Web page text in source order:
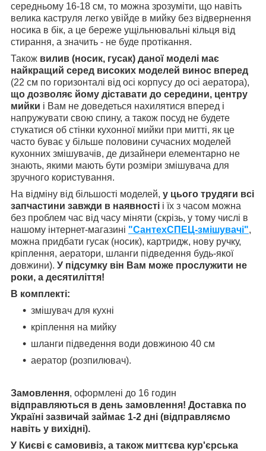
середньому 16-18 см, то можна зрозуміти, що навіть
велика каструля легко увійде в мийку без відвернення
носика в бік, а це береже ущільнювальні кільця від
стирання, а значить - не буде протікання.
Також вилив (носик, гусак) даної моделі має
найкращий серед високих моделей винос вперед
(22 см по горизонталі від осі корпусу до осі аератора),
що дозволяє йому діставати до середини, центру
мийки і Вам не доведеться нахилятися вперед і
напружувати свою спину, а також посуд не будете
стукатися об стінки кухонної мийки при митті, як це
часто буває у більше половини сучасних моделей
кухонних змішувачів, де дизайнери елементарно не
знають, якими мають бути розміри змішувача для
зручного користування.
На відміну від більшості моделей, у цього трудяги всі
запчастини завжди в наявності і їх з часом можна
без проблем час від часу міняти (скрізь, у тому числі в
нашому інтернет-магазині "СантехСПЕЦ-змішувачі",
можна придбати гусак (носик), картридж, нову ручку,
кріплення, аератори, шланги підведення будь-якої
довжини). У підсумку він Вам може прослужити не
роки, а десятиліття!
В комплекті:
змішувач для кухні
кріплення на мийку
шланги підведення води довжиною 40 см
аератор (розпилювач).
Замовлення, оформлені до 16 годин
відправляються в день замовлення! Доставка по
Україні зазвичай займає 1-2 дні (відправляємо
навіть у вихідні).
У Києві є самовивіз, а також миттєва кур'єрська